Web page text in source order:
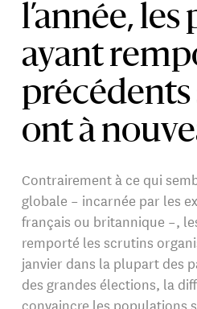
l’année, les
ayant
ont à
Contrairement à ce qui
globale – incarnée par les
français ou britannique –,
remporté les scrutins
janvier dans la plupart des
des grandes élections, la
convaincre les populations